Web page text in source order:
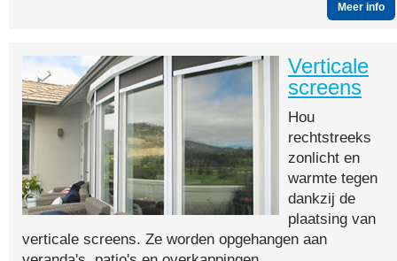
Meer info
Verticale
screens
Hou
rechtstreeks
zonlicht en
warmte tegen
dankzij de
plaatsing van
verticale screens. Ze worden opgehangen aan